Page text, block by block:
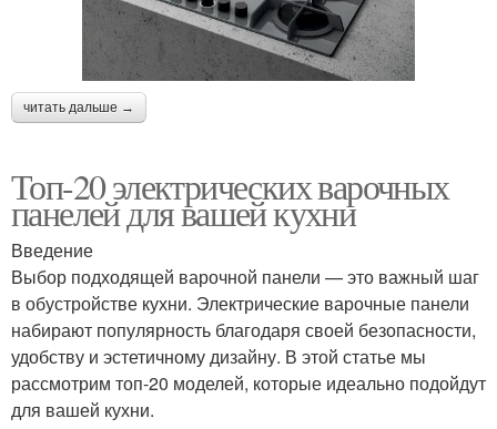
читать дальше →
Топ-20 электрических варочных
панелей для вашей кухни
Введение
Выбор подходящей варочной панели — это важный шаг
в обустройстве кухни. Электрические варочные панели
набирают популярность благодаря своей безопасности,
удобству и эстетичному дизайну. В этой статье мы
рассмотрим топ-20 моделей, которые идеально подойдут
для вашей кухни.